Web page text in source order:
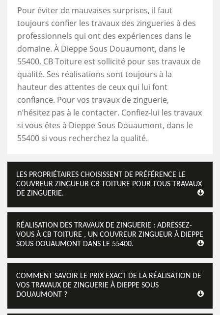
Pour éviter de mauvaises surprises, il faut
toujours confier les travaux des zingueries à des
professionnels qui ont des expériences dans le
domaine. À Dieppe Sous Douaumont, dans le
55400, CB Toiture est sollicité pour ses travaux de
qualité. Ses réalisations sont toujours à la
hauteur des attentes de ceux qui lui font
confiance. Pour vos travaux de zinguerie,
n’hésitez pas à le contacter. Confiez-lui les travaux
si vous êtes à Dieppe Sous Douaumont, dans le
55400 si vous recherchez la qualité.
LES PROPRIÉTAIRES CHOISISSENT DE PRÉFÉRENCE LE
COUVREUR ZINGUEUR CB TOITURE POUR TOUS TRAVAUX
DE ZINGUERIE.
RÉALISATION DES TRAVAUX DE ZINGUERIE : ADRESSEZ-
VOUS À CB TOITURE , UN COUVREUR ZINGUEUR À DIEPPE
SOUS DOUAUMONT DANS LE 55400.
COMMENT SAVOIR LE PRIX EXACT DE LA RÉALISATION DE
VOS TRAVAUX DE ZINGUERIE À DIEPPE SOUS
DOUAUMONT ?